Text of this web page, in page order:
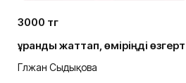
3000 тг
Құранды жаттап, өміріңді өзгерт
Гүлжан Сыдықова